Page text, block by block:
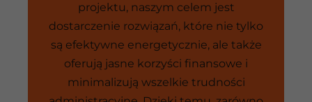
projektu, naszym celem jest
dostarczenie rozwiązań, które nie tylko
są efektywne energetycznie, ale także
oferują jasne korzyści finansowe i
minimalizują wszelkie trudności